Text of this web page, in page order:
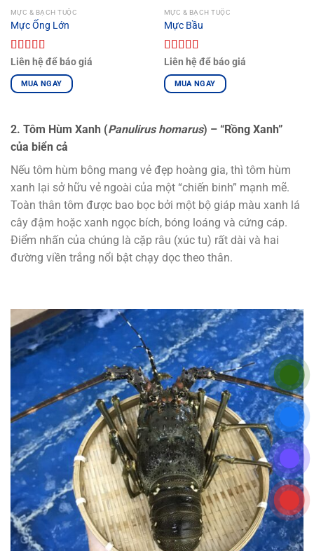
MỰC & BẠCH TUỘC
Mực Ống Lớn
Được xếp
hạng5.005
sao
Liên hệ để báo giá
MUA NGAY
MỰC & BẠCH TUỘC
Mực Bầu
Được xếp
hạng5.005
sao
Liên hệ để báo giá
MUA NGAY
2. Tôm Hùm Xanh (Panulirus homarus) – “Rồng Xanh”
của biển cả
Nếu tôm hùm bông mang vẻ đẹp hoàng gia, thì tôm hùm
xanh lại sở hữu vẻ ngoài của một “chiến binh” mạnh mẽ.
Toàn thân tôm được bao bọc bởi một bộ giáp màu xanh lá
cây đậm hoặc xanh ngọc bích, bóng loáng và cứng cáp.
Điểm nhấn của chúng là cặp râu (xúc tu) rất dài và hai
đường viền trắng nổi bật chạy dọc theo thân.